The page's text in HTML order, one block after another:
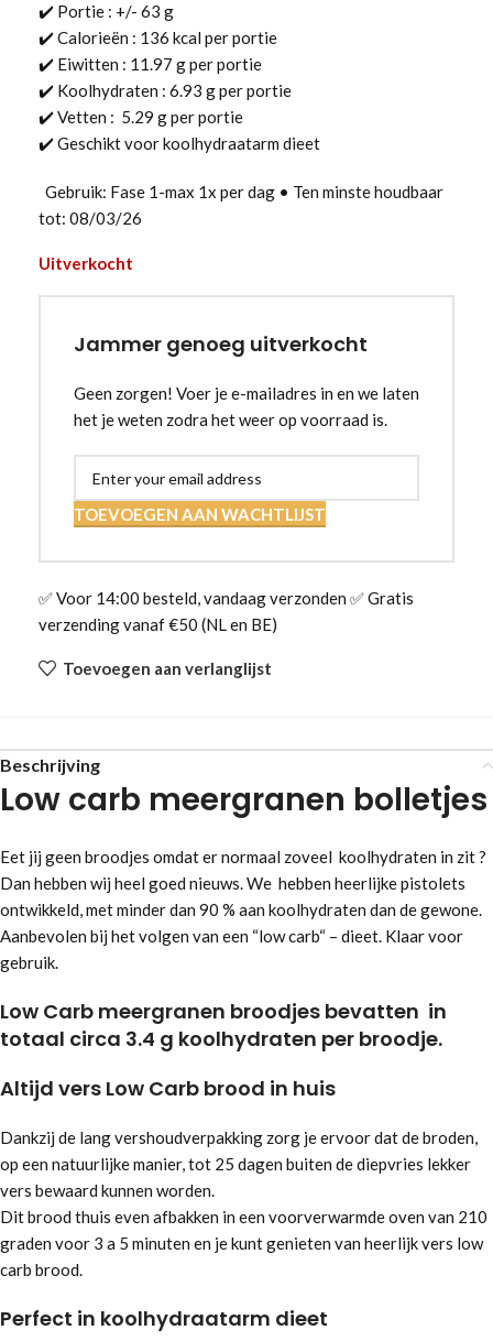
✔️ Portie : +/- 63 g
✔️ Calorieën : 136 kcal per portie
✔️ Eiwitten : 11.97 g per portie
✔️ Koolhydraten : 6.93 g per portie
✔️ Vetten : 5.29 g per portie
✔️ Geschikt voor koolhydraatarm dieet
Gebruik: Fase 1-max 1x per dag • Ten minste houdbaar
tot: 08/03/26
Uitverkocht
Jammer genoeg uitverkocht
Geen zorgen! Voer je e-mailadres in en we laten
het je weten zodra het weer op voorraad is.
TOEVOEGEN AAN WACHTLIJST
✅ Voor 14:00 besteld, vandaag verzonden ✅ Gratis
verzending vanaf €50 (NL en BE)
Toevoegen aan verlanglijst
Beschrijving
Low carb meergranen bolletjes
Eet jij geen broodjes omdat er normaal zoveel koolhydraten in zit ?
Dan hebben wij heel goed nieuws. We hebben heerlijke pistolets
ontwikkeld, met minder dan 90 % aan koolhydraten dan de gewone.
Aanbevolen bij het volgen van een “low carb“ – dieet. Klaar voor
gebruik.
Low Carb meergranen broodjes bevatten in
totaal circa 3.4 g koolhydraten per broodje.
Altijd vers Low Carb brood in huis
Dankzij de lang vershoudverpakking zorg je ervoor dat de broden,
op een natuurlijke manier, tot 25 dagen buiten de diepvries lekker
vers bewaard kunnen worden.
Dit brood thuis even afbakken in een voorverwarmde oven van 210
graden voor 3 a 5 minuten en je kunt genieten van heerlijk vers low
carb brood.
Perfect in koolhydraatarm dieet